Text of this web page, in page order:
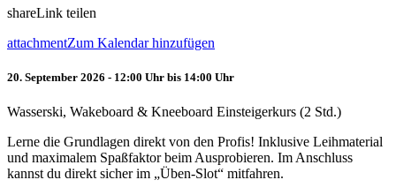
shareLink teilen
attachmentZum Kalendar hinzufügen
20. September 2026 - 12:00 Uhr bis 14:00 Uhr
Wasserski, Wakeboard & Kneeboard Einsteigerkurs (2 Std.)
Lerne die Grundlagen direkt von den Profis! Inklusive Leihmaterial
und maximalem Spaßfaktor beim Ausprobieren. Im Anschluss
kannst du direkt sicher im „Üben-Slot“ mitfahren.